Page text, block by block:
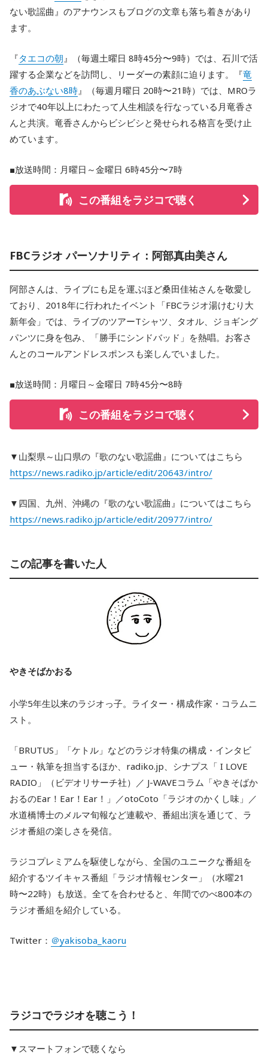
ない歌謡曲』のアナウンスもブログの文章も落ち着きがあり
ます。
『タエコの朝 』（毎週土曜日 8時45分〜9時）では、石川で活
躍する企業などを訪問し、リーダーの素顔に迫ります。『竜
香のあぶない8時 』（毎週月曜日 20時〜21時）では、MROラ
ジオで40年以上にわたって人生相談を行なっている月竜香さ
んと共演。竜香さんからビシビシと発せられる格言を受け止
めています。
■放送時間：月曜日～金曜日 6時45分〜7時
この番組をラジコで聴く
FBCラジオ パーソナリティ：阿部真由美さん
阿部さんは、ライブにも足を運ぶほど桑田佳祐さんを敬愛し
ており、2018年に行われたイベント「FBCラジオ湯けむり大
新年会」では、ライブのツアーTシャツ、タオル、ジョギング
パンツに身を包み、「勝手にシンドバッド」を熱唱。お客さ
んとのコールアンドレスポンスも楽しんでいました。
■放送時間：月曜日～金曜日 7時45分〜8時
この番組をラジコで聴く
▼山梨県～山口県の『歌のない歌謡曲』についてはこちら
https://news.radiko.jp/article/edit/20643/intro/
▼四国、九州、沖縄の『歌のない歌謡曲』についてはこちら
https://news.radiko.jp/article/edit/20977/intro/
この記事を書いた人
やきそばかおる
小学5年生以来のラジオっ子。ライター・構成作家・コラムニ
スト。
「BRUTUS」「ケトル」などのラジオ特集の構成・インタビ
ュー・執筆を担当するほか、radiko.jp、シナプス「 I LOVE
RADIO」（ビデオリサーチ社）／ J-WAVEコラム「やきそばか
おるのEar！Ear！Ear！」／otoCoto「ラジオのかくし味」／
水道橋博士のメルマ旬報など連載や、番組出演を通じて、ラ
ジオ番組の楽しさを発信。
ラジコプレミアムを駆使しながら、全国のユニークな番組を
紹介するツイキャス番組「ラジオ情報センター」（水曜21
時〜22時）も放送。全てを合わせると、年間でのべ800本の
ラジオ番組を紹介している。
Twitter： ＠yakisoba_kaoru
ラジコでラジオを聴こう！
▼スマートフォンで聴くなら